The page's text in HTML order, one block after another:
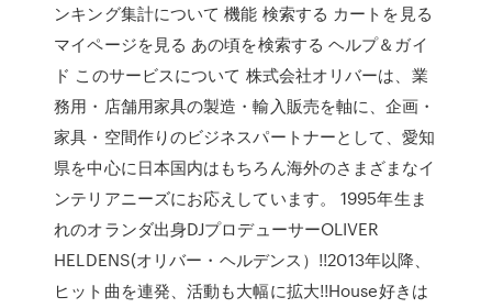
ンキング集計について 機能 検索する カートを見る
マイページを見る あの頃を検索する ヘルプ＆ガイ
ド このサービスについて 株式会社オリバーは、業
務用・店舗用家具の製造・輸入販売を軸に、企画・
家具・空間作りのビジネスパートナーとして、愛知
県を中心に日本国内はもちろん海外のさまざまなイ
ンテリアニーズにお応えしています。 1995年生ま
れのオランダ出身DJプロデューサーOLIVER
HELDENS(オリバー・ヘルデンス）!!2013年以降、
ヒット曲を連発、活動も大幅に拡大!!House好きは